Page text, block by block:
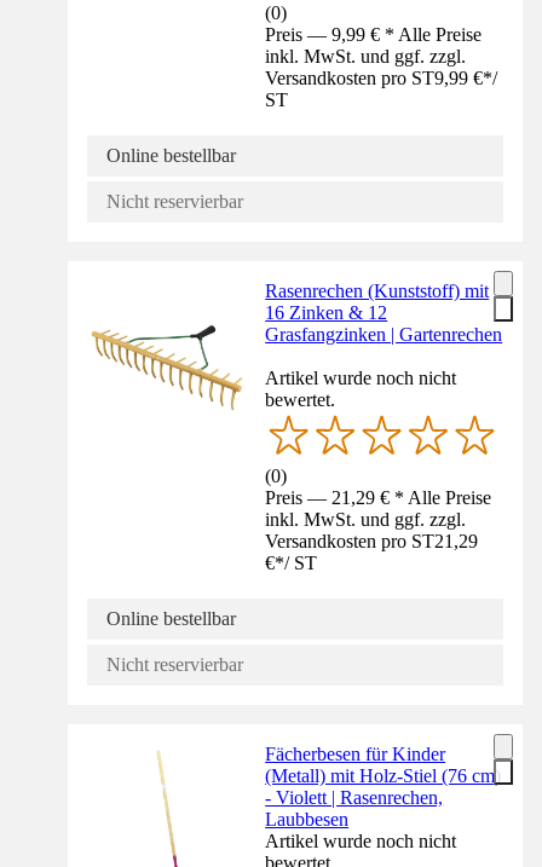
(0)
Preis — 9,99 € * Alle Preise
inkl. MwSt. und ggf. zzgl.
Versandkosten pro ST9,99 €*/
ST
Online bestellbar
Nicht reservierbar
Rasenrechen (Kunststoff) mit
16 Zinken & 12
Grasfangzinken | Gartenrechen
Artikel wurde noch nicht
bewertet.
(0)
Preis — 21,29 € * Alle Preise
inkl. MwSt. und ggf. zzgl.
Versandkosten pro ST21,29
€*/ ST
Online bestellbar
Nicht reservierbar
Fächerbesen für Kinder
(Metall) mit Holz-Stiel (76 cm)
- Violett | Rasenrechen,
Laubbesen
Artikel wurde noch nicht
bewertet.